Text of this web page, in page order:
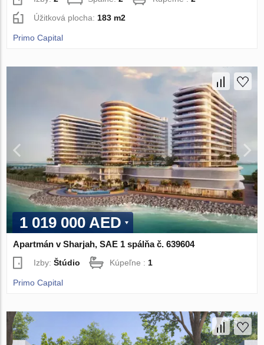
Úžitková plocha: 183 m2
Primo Capital
1 019 000 AED
Apartmán v Sharjah, SAE 1 spálňa č. 639604
Izby:Štúdio Kúpeľne :1
Primo Capital